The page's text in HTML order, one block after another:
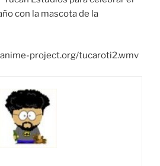
con la mascota de la
project.org/tucaroti2.wmv